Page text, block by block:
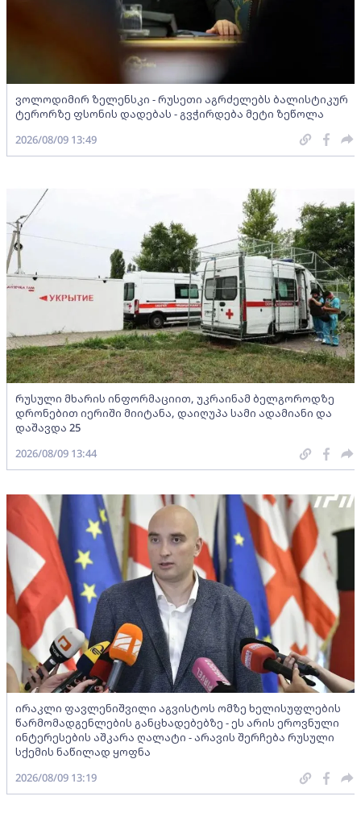
ვოლოდიმირ ზელენსკი - რუსეთი აგრძელებს ბალისტიკურ
ტერორზე ფსონის დადებას - გვჭირდება მეტი ზეწოლა
2026/08/09 13:49
რუსული მხარის ინფორმაციით, უკრაინამ ბელგოროდზე
დრონებით იერიში მიიტანა, დაიღუპა სამი ადამიანი და
დაშავდა 25
2026/08/09 13:44
ირაკლი ფავლენიშვილი აგვისტოს ომზე ხელისუფლების
წარმომადგენლების განცხადებებზე - ეს არის ეროვნული
ინტერესების აშკარა ღალატი - არავის შერჩება რუსული
სქემის ნაწილად ყოფნა
2026/08/09 13:19